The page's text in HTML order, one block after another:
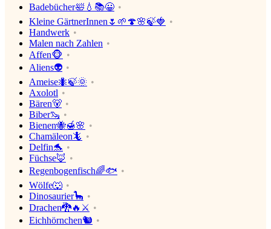
Badebücher🛀💧📚😀
Kleine GärtnerInnen🌷🌱🍄🌸🍃🍓
Handwerk
Malen nach Zahlen
Affen🐵
Aliens👽
Ameise🐜🍃🌞
Axolotl
Bären🐻
Biber🦦
Bienen🐝🍯🌸
Chamäleon🦎
Delfin🐬
Füchse🦊
Regenbogenfisch🌈🐟
Wölfe🐺
Dinosaurier🦕
Drachen🐉🔥⚔
Eichhörnchen🐿